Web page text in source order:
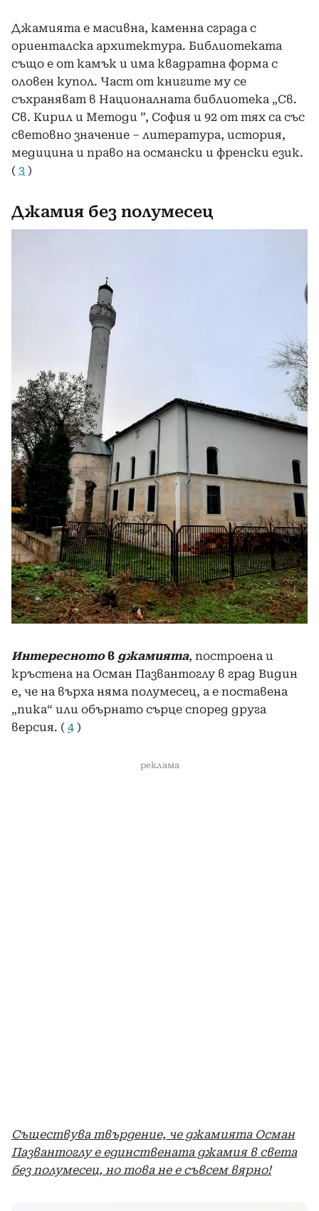
Джамията е масивна, каменна сграда с
ориенталска архитектура. Библиотеката
също е от камък и има квадратна форма с
оловен купол. Част от книгите му се
съхраняват в Националната библиотека „Св.
Св. Кирил и Методи ”, София и 92 от тях са със
световно значение – литература, история,
медицина и право на османски и френски език.
( 3 )
Джамия без полумесец
Интереснотов джамията, построена и
кръстена на Осман Пазвантоглу в град Видин
е, че на върха няма полумесец, а е поставена
„пика“ или обърнато сърце според друга
версия. ( 4 )
реклама
Съществува твърдение, че джамията Осман
Пазвантоглу е единствената джамия в света
без полумесец, но това не е съвсем вярно!